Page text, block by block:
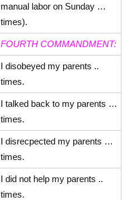
manual labor on Sunday …
times).
FOURTH COMMANDMENT:
I disobeyed my parents ..
times.
I talked back to my parents …
times.
I disrecpected my parents …
times.
I did not help my parents ..
times.